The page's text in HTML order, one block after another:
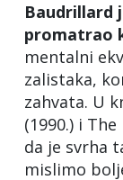
Baudrillard
promatrao
mentalni
zalistaka,
zahvata. U
(1990.) i
da je svrha
mislimo